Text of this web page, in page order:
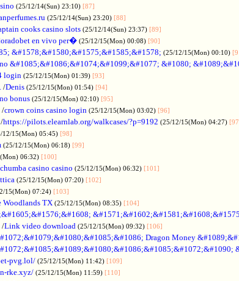
(25/12/14(Sun) 23:10) [87]
(25/12/14(Sun) 23:20) [88]
cooks casino slots (25/12/14(Sun) 23:37) [89]
en vivo per� (25/12/15(Mon) 00:08) [90]
&#1578;&#1580;&#1575;&#1585;&#1578; (25/12/15(Mon) 00:10)
&#1085;&#1086;&#1074;&#1099;&#1077; &#1080;
login (25/12/15(Mon) 01:39) [93]
/Denis (25/12/15(Mon) 01:54) [94]
bonus (25/12/15(Mon) 02:10) [95]
/crown coins casino login (25/12/15(Mon) 03:02) [96]
/https://pilots.elearnlab.org/walkcases/?p=9192 (25/12/15(Mon) 04:27)
12/15(Mon) 05:45) [98]
(25/12/15(Mon) 06:18) [99]
06:32) [100]
chumba casino casino (25/12/15(Mon) 06:32) [101]
(25/12/15(Mon) 07:20) [102]
15(Mon) 07:24) [103]
Woodlands TX (25/12/15(Mon) 08:35) [104]
/Link video download (25/12/15(Mon) 09:32) [106]
Dragon Money
pvg.lol/ (25/12/15(Mon) 11:42) [109]
rke.xyz/ (25/12/15(Mon) 11:59) [110]